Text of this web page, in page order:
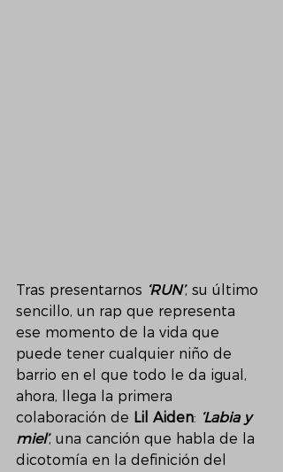
Tras presentarnos ‘RUN’, su último
sencillo, un rap que representa
ese momento de la vida que
puede tener cualquier niño de
barrio en el que todo le da igual,
ahora, llega la primera
colaboración de Lil Aiden: ‘Labia y
miel’, una canción que habla de la
dicotomía en la definición del